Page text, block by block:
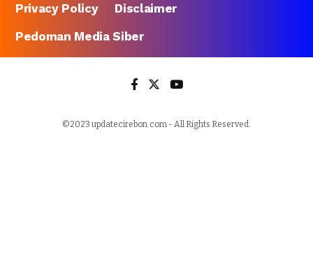
Privacy Policy
Disclaimer
Pedoman Media Siber
©2023 updatecirebon.com - All Rights Reserved.